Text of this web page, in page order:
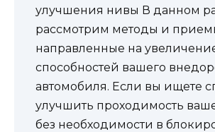
улучшения нивы В данном
рассмотрим методы и
направленные на
способностей вашего
автомобиля. Если вы ищете
улучшить проходимость
без необходимости в